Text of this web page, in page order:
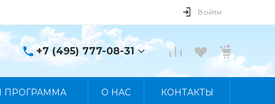
Войти
+7 (495) 777-08-31
+7 (495) 777-08-31
ПРОГРАММА О НАС КОНТАКТЫ